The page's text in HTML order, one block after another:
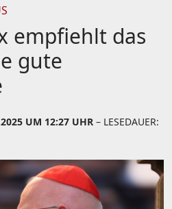
empfiehlt das
gute
UM 12:27 UHR – LESEDAUER: